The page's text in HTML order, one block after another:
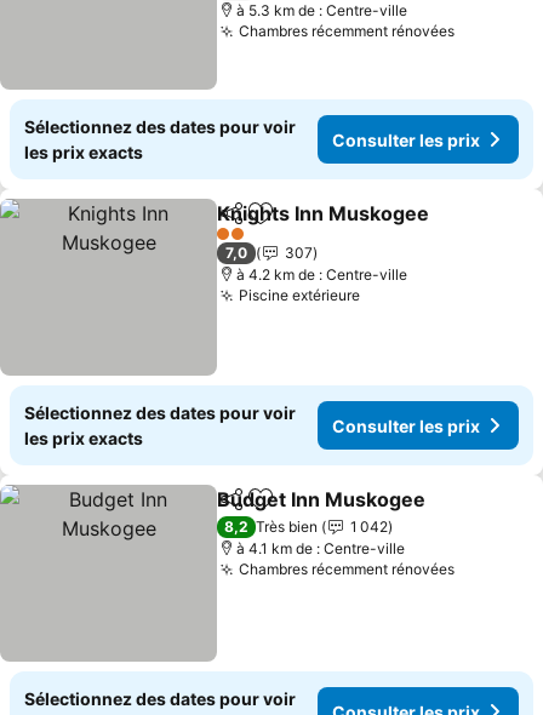
à 5.3 km de : Centre-ville
Chambres récemment rénovées
Sélectionnez des dates pour voir
les prix exacts
Consulter les prix
PartagerAjouter à mes favoris
Knights Inn Muskogee
2 Étoiles
7,0
307
à 4.2 km de : Centre-ville
Piscine extérieureConsulter les prix
Sélectionnez des dates pour voir
les prix exacts
Consulter les prix
PartagerAjouter à mes favoris
Budget Inn Muskogee
8,2 Très bien
1 042
à 4.1 km de : Centre-ville
Chambres récemment rénovées
Sélectionnez des dates pour voir